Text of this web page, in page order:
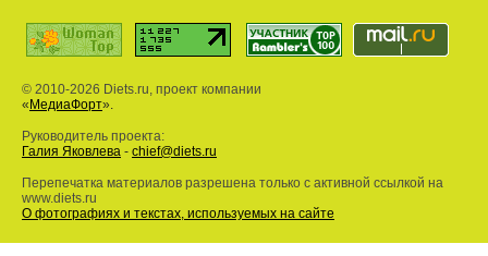
© 2010-2026 Diets.ru, проект компании
« МедиаФорт».
Руководитель проекта:
Галия Яковлева - chief@diets.ru
Перепечатка материалов разрешена только с активной ссылкой на
www.diets.ru
О фотографиях и текстах, используемых на сайте